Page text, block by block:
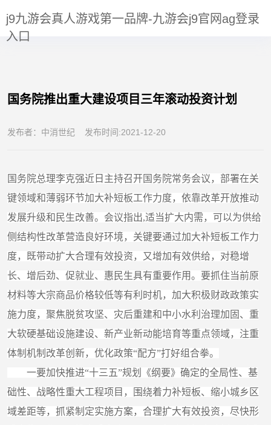
第一品牌
j9九游会真人游戏第一品牌-九游会j9官网ag登录
入口
PARTNERS
国务院推出重大建设项目三年滚动投资计划
发布者：中消世纪 发布时间:2021-12-20
国务院总理李克强近日主持召开国务院常务会议，部署在关
键领域和薄弱环节加大补短板工作力度，依靠改革开放推动
发展升级和民生改善。会议指出,适当扩大内需，可以为供给
侧结构性改革营造良好环境，关键要通过加大补短板工作力
度，既带动扩大合理有效投资，又增加有效供给，对稳增
长、增后劲、促就业、惠民生具有重要作用。要抓住当前原
材料等大宗商品价格较低等有利时机，加大积极财政政策实
施力度，聚焦脱贫攻坚、灾后重建和中小水利治理加固、重
大软硬基础设施建设、新产业新动能培育等重点领域，注重
体制机制改革创新，优化政策“配方”打好组合拳。
一要加快推进“十三五”规划《纲要》确定的全局性、基
础性、战略性重大工程项目，围绕着力补短板、缩小城乡区
域差距等，抓紧制定实施方案，合理扩大有效投资，尽快形